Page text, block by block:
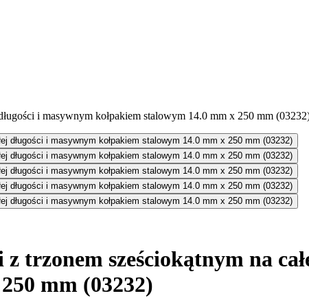
trzonem sześciokątnym na
mm (03232)